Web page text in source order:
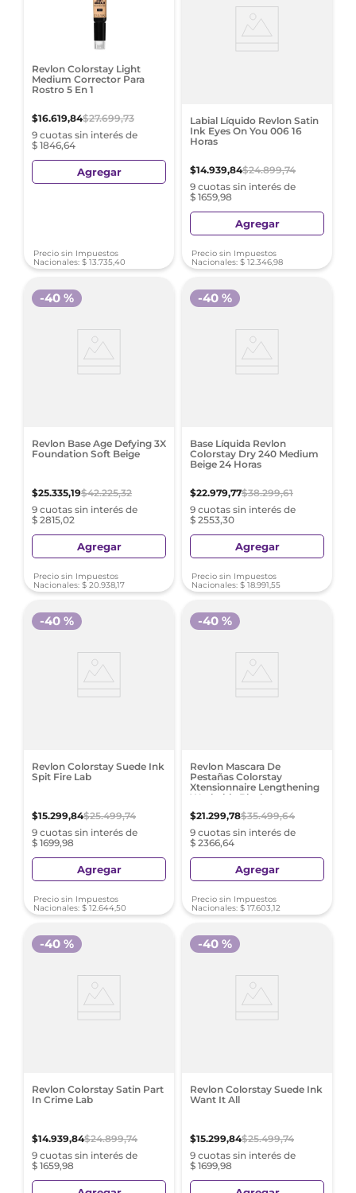
Revlon Colorstay Light
Medium Corrector Para
Rostro 5 En 1
$16.619,84$27.699,73
9 cuotas sin interés de
$ 1846,64
Agregar
Precio sin Impuestos
Nacionales: $ 13.735,40
Labial Líquido Revlon Satin
Ink Eyes On You 006 16
Horas
$14.939,84$24.899,74
9 cuotas sin interés de
$ 1659,98
Agregar
Precio sin Impuestos
Nacionales: $ 12.346,98
Revlon Base Age Defying 3X
Foundation Soft Beige
$25.335,19$42.225,32
9 cuotas sin interés de
$ 2815,02
-40 %
Agregar
Precio sin Impuestos
Nacionales: $ 20.938,17
Base Líquida Revlon
Colorstay Dry 240 Medium
Beige 24 Horas
$22.979,77$38.299,61
9 cuotas sin interés de
$ 2553,30
-40 %
Agregar
Precio sin Impuestos
Nacionales: $ 18.991,55
Revlon Colorstay Suede Ink
Spit Fire Lab
$15.299,84$25.499,74
9 cuotas sin interés de
$ 1699,98
-40 %
Agregar
Precio sin Impuestos
Nacionales: $ 12.644,50
Revlon Mascara De
Pestañas Colorstay
Xtensionnaire Lengthening
Washable Black
$21.299,78$35.499,64
9 cuotas sin interés de
$ 2366,64
-40 %
Agregar
Precio sin Impuestos
Nacionales: $ 17.603,12
Revlon Colorstay Satin Part
In Crime Lab
$14.939,84$24.899,74
9 cuotas sin interés de
$ 1659,98
-40 %
Revlon Colorstay Suede Ink
Want It All
$15.299,84$25.499,74
9 cuotas sin interés de
$ 1699,98
-40 %